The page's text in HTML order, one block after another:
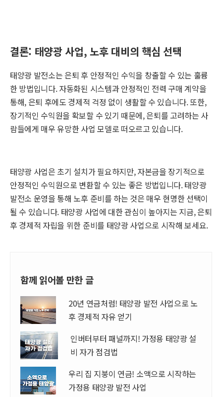
결론: 태양광 사업, 노후 대비의 핵심 선택
태양광 발전소는 은퇴 후 안정적인 수익을 창출할 수 있는 훌륭
한 방법입니다. 자동화된 시스템과 안정적인 전력 구매 계약을
통해, 은퇴 후에도 경제적 걱정 없이 생활할 수 있습니다. 또한,
장기적인 수익원을 확보할 수 있기 때문에, 은퇴를 고려하는 사
람들에게 매우 유망한 사업 모델로 떠오르고 있습니다.
태양광 사업은 초기 설치가 필요하지만, 자본금을 장기적으로
안정적인 수익원으로 변환할 수 있는 좋은 방법입니다. 태양광
발전소 운영을 통해 노후 준비를 하는 것은 매우 현명한 선택이
될 수 있습니다. 태양광 사업에 대한 관심이 높아지는 지금, 은퇴
후 경제적 자립을 위한 준비를 태양광 사업으로 시작해 보세요.
함께 읽어볼 만한 글
20년 연금처럼! 태양광 발전 사업으로 노
후 경제적 자유 얻기
인버터부터 패널까지! 가정용 태양광 설
비 자가 점검법
우리 집 지붕이 연금! 소액으로 시작하는
가정용 태양광 발전 사업